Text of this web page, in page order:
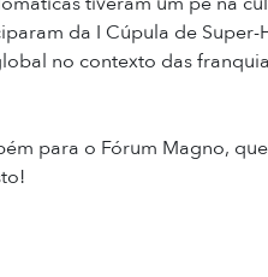
da I Cúpula de Super-
no contexto das
para o Fórum Magno, que